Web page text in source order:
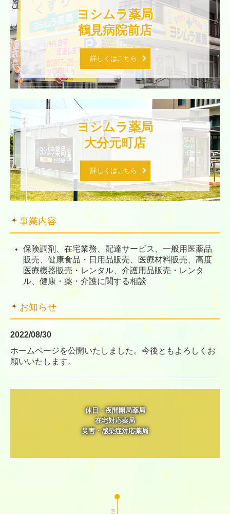
ヨシムラ薬局
鶴見病院前店
詳しくはこちら
ヨシムラ薬局
大分元町店
詳しくはこちら
事業内容
保険調剤、在宅業務、配達サービス、一般用医薬品
販売、健康食品・日用品販売、医療材料販売、高度
医療機器販売・レンタル、介護用品販売・レンタ
ル、健康・薬・介護に関する相談
お知らせ
2022/08/30
ホームページを公開いたしました。今後ともよろしくお
願いいたします。
休日・夜間開局薬局
在宅対応薬局
災害・感染症対応薬局